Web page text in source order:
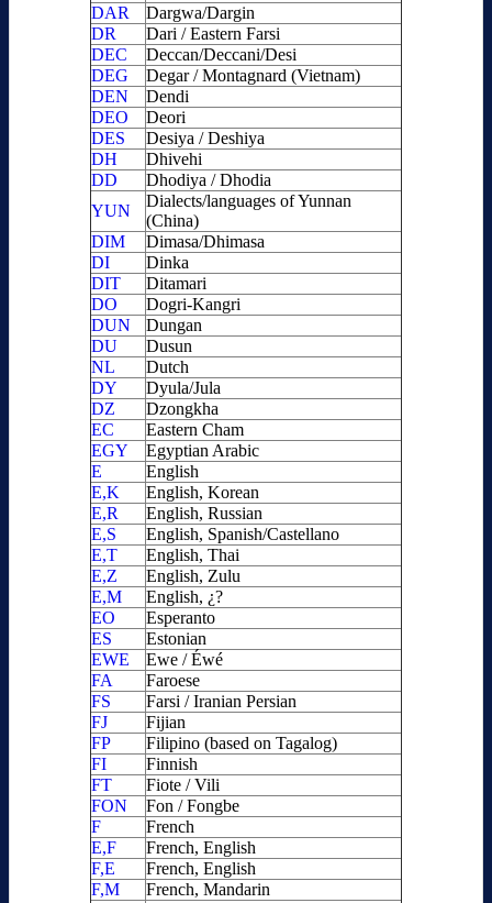
DAR
Dargwa/Dargin
DR
Dari / Eastern Farsi
DEC
Deccan/Deccani/Desi
DEG
Degar / Montagnard (Vietnam)
DEN
Dendi
DEO
Deori
DES
Desiya / Deshiya
DH
Dhivehi
DD
Dhodiya / Dhodia
YUN
Dialects/languages of Yunnan
(China)
DIM
Dimasa/Dhimasa
DI
Dinka
DIT
Ditamari
DO
Dogri-Kangri
DUN
Dungan
DU
Dusun
NL
Dutch
DY
Dyula/Jula
DZ
Dzongkha
EC
Eastern Cham
EGY
Egyptian Arabic
E
English
E,K
English, Korean
E,R
English, Russian
E,S
English, Spanish/Castellano
E,T
English, Thai
E,Z
English, Zulu
E,M
English, ¿?
EO
Esperanto
ES
Estonian
EWE
Ewe / Éwé
FA
Faroese
FS
Farsi / Iranian Persian
FJ
Fijian
FP
Filipino (based on Tagalog)
FI
Finnish
FT
Fiote / Vili
FON
Fon / Fongbe
F
French
E,F
French, English
F,E
French, English
F,M
French, Mandarin